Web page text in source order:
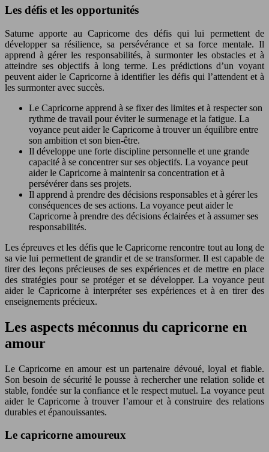
Les défis et les opportunités
Saturne apporte au Capricorne des défis qui lui permettent de
développer sa résilience, sa persévérance et sa force mentale. Il
apprend à gérer les responsabilités, à surmonter les obstacles et à
atteindre ses objectifs à long terme. Les prédictions d’un voyant
peuvent aider le Capricorne à identifier les défis qui l’attendent et à
les surmonter avec succès.
Le Capricorne apprend à se fixer des limites et à respecter son
rythme de travail pour éviter le surmenage et la fatigue. La
voyance peut aider le Capricorne à trouver un équilibre entre
son ambition et son bien-être.
Il développe une forte discipline personnelle et une grande
capacité à se concentrer sur ses objectifs. La voyance peut
aider le Capricorne à maintenir sa concentration et à
persévérer dans ses projets.
Il apprend à prendre des décisions responsables et à gérer les
conséquences de ses actions. La voyance peut aider le
Capricorne à prendre des décisions éclairées et à assumer ses
responsabilités.
Les épreuves et les défis que le Capricorne rencontre tout au long de
sa vie lui permettent de grandir et de se transformer. Il est capable de
tirer des leçons précieuses de ses expériences et de mettre en place
des stratégies pour se protéger et se développer. La voyance peut
aider le Capricorne à interpréter ses expériences et à en tirer des
enseignements précieux.
Les aspects méconnus du capricorne en
amour
Le Capricorne en amour est un partenaire dévoué, loyal et fiable.
Son besoin de sécurité le pousse à rechercher une relation solide et
stable, fondée sur la confiance et le respect mutuel. La voyance peut
aider le Capricorne à trouver l’amour et à construire des relations
durables et épanouissantes.
Le capricorne amoureux